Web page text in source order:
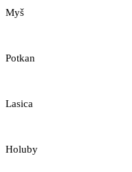
Myš
Potkan
Lasica
Holuby